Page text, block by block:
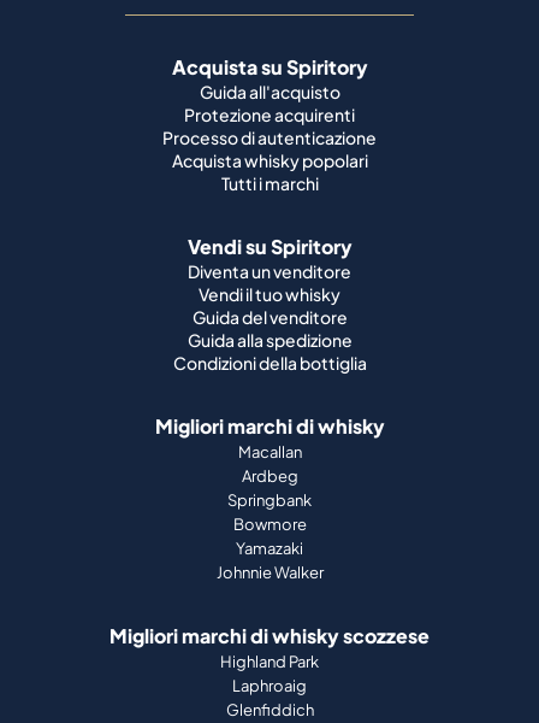
Acquista su Spiritory
Guida all'acquisto
Protezione acquirenti
Processo di autenticazione
Acquista whisky popolari
Tutti i marchi
Vendi su Spiritory
Diventa un venditore
Vendi il tuo whisky
Guida del venditore
Guida alla spedizione
Condizioni della bottiglia
Migliori marchi di whisky
Macallan
Ardbeg
Springbank
Bowmore
Yamazaki
Johnnie Walker
Migliori marchi di whisky scozzese
Highland Park
Laphroaig
Glenfiddich